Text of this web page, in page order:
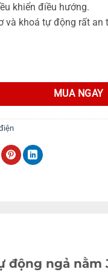
khiển điều hướng.
và khoá tự động rất an
MUA NGAY
động ngả nằm